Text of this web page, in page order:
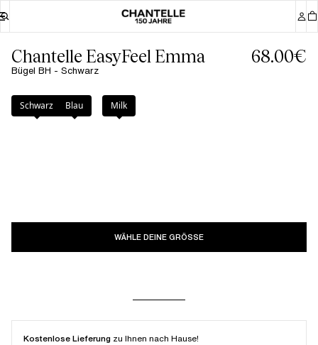
Chantelle EasyFeel Emma
Bügel BH - Schwarz
68.00€
Farbe: Schwarz
Schwarz Blau Milk
WÄHLE DEINE GRÖSSE
Kostenlose Lieferung zu Ihnen nach Hause!